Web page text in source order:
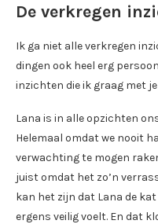
De verkregen
Ik ga niet alle verkregen
dingen ook heel erg
inzichten die ik graag met
Lana is in alle opzichten
Helemaal omdat we nooit
verwachting te mogen
juist omdat het zo’n
kan het zijn dat Lana de
ergens veilig voelt. En dat